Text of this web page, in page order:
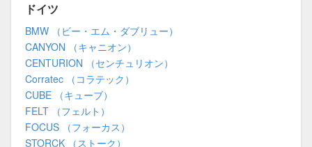
ドイツ
BMW （ビー・エム・ダブリュー）
CANYON （キャニオン）
CENTURION （センチュリオン）
Corratec （コラテック）
CUBE （キューブ）
FELT （フェルト）
FOCUS （フォーカス）
STORCK （ストーク）